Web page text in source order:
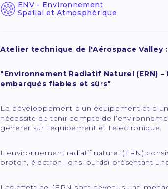
ENV - Environnement
Spatial et Atmosphérique
Atelier technique de l'Aérospace Valley :
"Environnement Radiatif Naturel (ERN)
embarqués fiables et sûrs"
Le développement d’un équipement et
nécessite de tenir compte de
générer sur l’équipement et l’électronique.
L'environnement radiatif naturel (ERN)
proton, électron, ions lourds) présentant
Les effets de l’ERN sont devenus une